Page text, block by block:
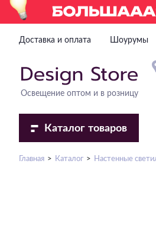
Доставка и оплата Шоурумы
Освещение оптом и в розницу
Каталог товаров
Главная Каталог Настенные